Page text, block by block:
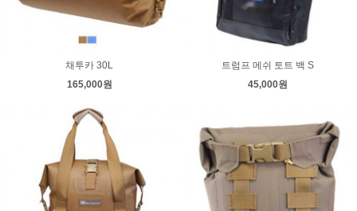
채투카 30L
165,000원
트럼프 메쉬 토트 백 S
45,000원